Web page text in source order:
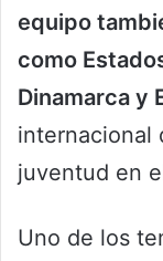
equipo
como
Dinamarca y
internacional
juventud en
Uno de los